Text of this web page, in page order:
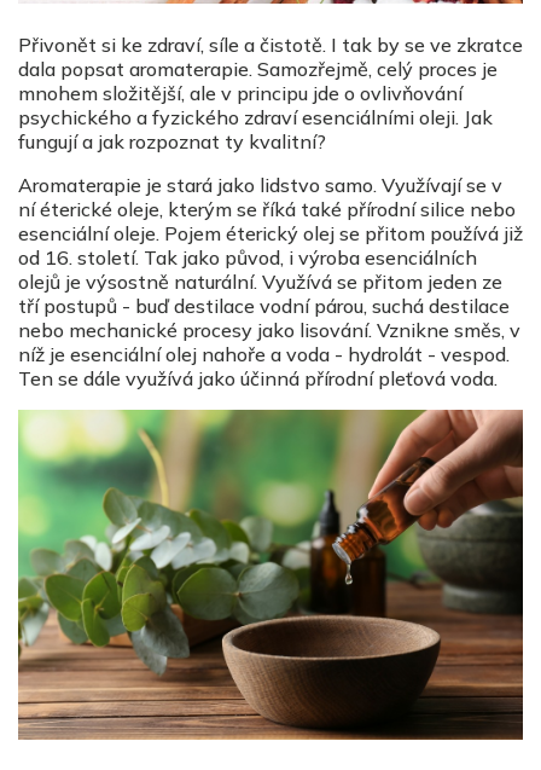
Přivonět si ke zdraví, síle a čistotě. I tak by se ve zkratce
dala popsat aromaterapie. Samozřejmě, celý proces je
mnohem složitější, ale v principu jde o ovlivňování
psychického a fyzického zdraví esenciálními oleji. Jak
fungují a jak rozpoznat ty kvalitní?
Aromaterapie je stará jako lidstvo samo. Využívají se v
ní éterické oleje, kterým se říká také přírodní silice nebo
esenciální oleje. Pojem éterický olej se přitom používá již
od 16. století. Tak jako původ, i výroba esenciálních
olejů je výsostně naturální. Využívá se přitom jeden ze
tří postupů - buď destilace vodní párou, suchá destilace
nebo mechanické procesy jako lisování. Vznikne směs, v
níž je esenciální olej nahoře a voda - hydrolát - vespod.
Ten se dále využívá jako účinná přírodní pleťová voda.